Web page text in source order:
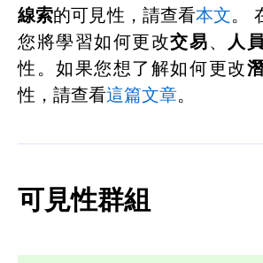
線索的可見性，請查看本文。
您將學習如何更改交易、 人
性。如果您想了解如何更改
性，請查看這篇文章。
可見性群組